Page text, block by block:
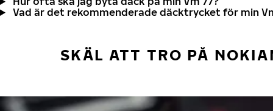
Vad är det rekommenderade däcktrycket för min
SKÄL ATT TRO PÅ